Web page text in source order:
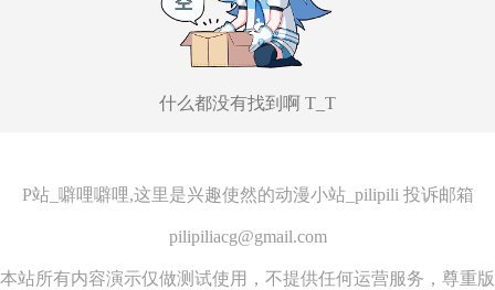
什么都没有找到啊 T_T
P站_噼哩噼哩,这里是兴趣使然的动漫小站_pilipili 投诉邮箱
pilipiliacg@gmail.com
本站所有内容演示仅做测试使用，不提供任何运营服务，尊重版